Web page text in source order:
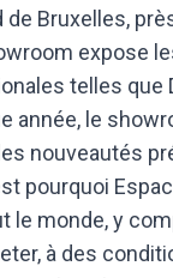
de Bruxelles,
expose
telles que
année, le
nouveautés
pourquoi
le monde, y
à des